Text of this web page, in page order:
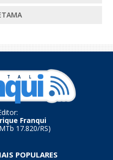
Franqui
17.820/RS)
POPULARES